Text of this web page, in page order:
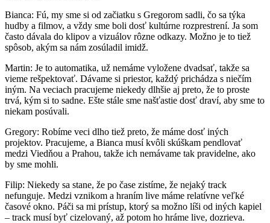
Bianca: Fú, my sme si od začiatku s Gregorom sadli, čo sa týka
hudby a filmov, a vždy sme boli dosť kultúrne rozprestrení. Ja som
často dávala do klipov a vizuálov rôzne odkazy. Možno je to tiež
spôsob, akým sa nám zosúladil imidž.
Martin: Je to automatika, už nemáme vyložene dvadsať, takže sa
vieme rešpektovať. Dávame si priestor, každý prichádza s niečím
iným. Na veciach pracujeme niekedy dlhšie aj preto, že to proste
trvá, kým si to sadne. Ešte stále sme našťastie dosť draví, aby sme to
niekam posúvali.
Gregory: Robíme veci dlho tiež preto, že máme dosť iných
projektov. Pracujeme, a Bianca musí kvôli skúškam pendlovať
medzi Viedňou a Prahou, takže ich nemávame tak pravidelne, ako
by sme mohli.
Filip: Niekedy sa stane, že po čase zistíme, že nejaký track
nefunguje. Medzi vznikom a hraním live máme relatívne veľké
časové okno. Páči sa mi prístup, ktorý sa možno líši od iných kapiel
– track musí byť cizelovaný, až potom ho hráme live, dozrieva.